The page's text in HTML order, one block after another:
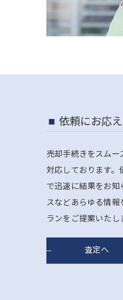
依頼にお応
売却手続きをスム
対応しております
で迅速に結果をお
スなどあらゆる情
ランをご提案いたし
査定へ